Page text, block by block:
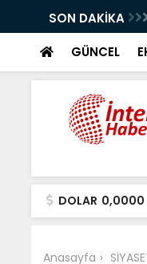
SON DAKİKA
GÜNCEL
DOLAR 0,0000
Anasayfa